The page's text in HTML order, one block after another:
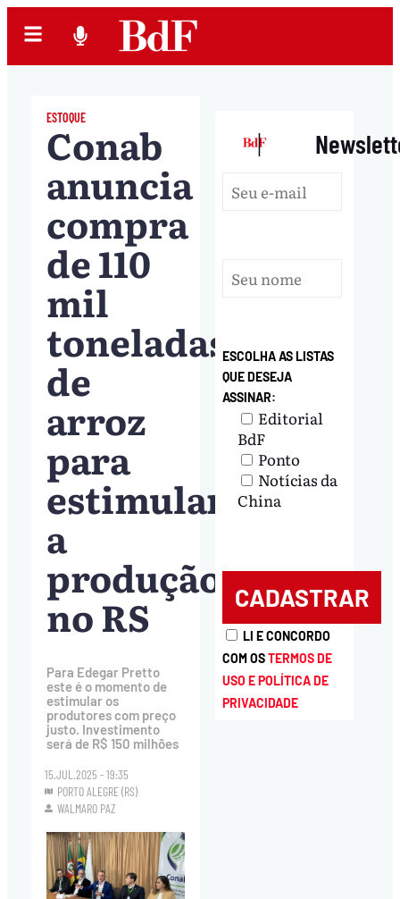
ESTOQUE
Conab
anuncia
compra
de 110
mil
toneladas
de
arroz
para
estimular
a
produção
no RS
Para Edegar Pretto
este é o momento de
estimular os
produtores com preço
justo. Investimento
será de R$ 150 milhões
15.JUL.2025 - 19:35
PORTO ALEGRE (RS)
WALMARO PAZ
|
ESCOLHA AS LISTAS
QUE DESEJA
ASSINAR:
Editorial
BdF
Ponto
Notícias da
China
LI E CONCORDO
COM OSTERMOS DE
USO E POLÍTICA DE
PRIVACIDADE